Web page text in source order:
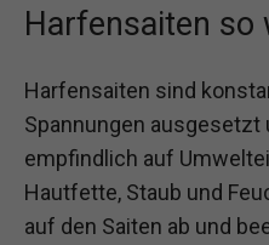
Harfensaiten so
Harfensaiten sind
Spannungen ausgesetzt
empfindlich auf
Hautfette, Staub und
auf den Saiten ab und